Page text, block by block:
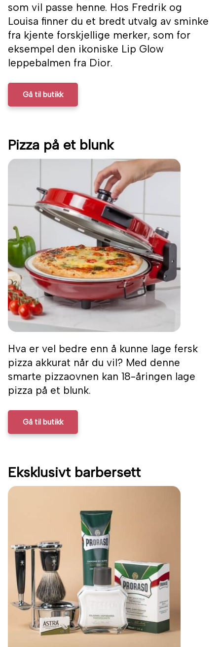
som vil passe henne. Hos Fredrik og
Louisa finner du et bredt utvalg av sminke
fra kjente forskjellige merker, som for
eksempel den ikoniske Lip Glow
leppebalmen fra Dior.
Gå til butikk
Pizza på et blunk
Hva er vel bedre enn å kunne lage fersk
pizza akkurat når du vil? Med denne
smarte pizzaovnen kan 18-åringen lage
pizza på et blunk.
Gå til butikk
Eksklusivt barbersett